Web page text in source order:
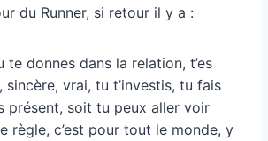
du Runner, si retour il y a :
te donnes dans la relation, t’es
sincère, vrai, tu t’investis, tu fais
présent, soit tu peux aller voir
règle, c’est pour tout le monde, y